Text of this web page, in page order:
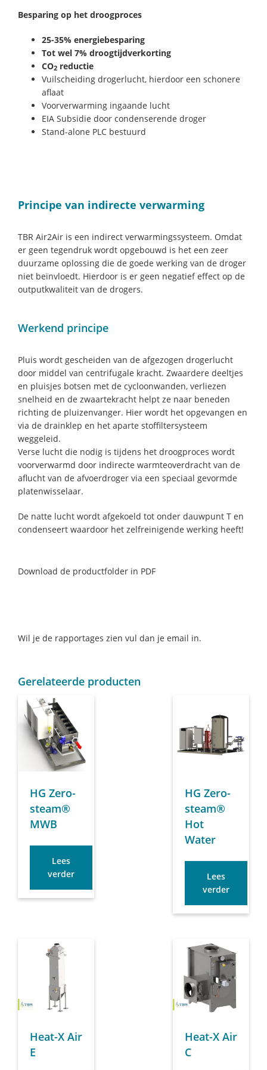
Besparing op het droogproces
25-35% energiebesparing
Tot wel 7% droogtijdverkorting
CO2 reductie
Vuilscheiding drogerlucht, hierdoor een schonere
aflaat
Voorverwarming ingaande lucht
EIA Subsidie door condenserende droger
Stand-alone PLC bestuurd
Principe van indirecte verwarming
TBR Air2Air is een indirect verwarmingssysteem. Omdat
er geen tegendruk wordt opgebouwd is het een zeer
duurzame oplossing die de goede werking van de droger
niet beïnvloedt. Hierdoor is er geen negatief effect op de
outputkwaliteit van de drogers.
Werkend principe
Pluis wordt gescheiden van de afgezogen drogerlucht
door middel van centrifugale kracht. Zwaardere deeltjes
en pluisjes botsen met de cycloonwanden, verliezen
snelheid en de zwaartekracht helpt ze naar beneden
richting de pluizenvanger. Hier wordt het opgevangen en
via de drainklep en het aparte stoffiltersysteem
weggeleid.
Verse lucht die nodig is tijdens het droogproces wordt
voorverwarmd door indirecte warmteoverdracht van de
aflucht van de afvoerdroger via een speciaal gevormde
platenwisselaar.
De natte lucht wordt afgekoeld tot onder dauwpunt T en
condenseert waardoor het zelfreinigende werking heeft!
Download de productfolder in PDF
Wil je de rapportages zien vul dan je email in.
Gerelateerde producten
HG Zero-
steam®
MWB
Lees
verder
HG Zero-
steam®
Hot
Water
Lees
verder
Heat-X Air
E
Heat-X Air
C